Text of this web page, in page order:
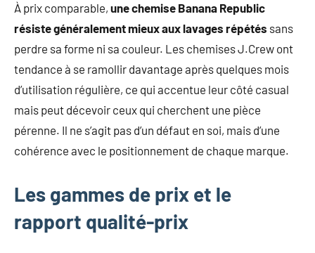
À prix comparable, une chemise Banana Republic
résiste généralement mieux aux lavages répétés sans
perdre sa forme ni sa couleur. Les chemises J.Crew ont
tendance à se ramollir davantage après quelques mois
d’utilisation régulière, ce qui accentue leur côté casual
mais peut décevoir ceux qui cherchent une pièce
pérenne. Il ne s’agit pas d’un défaut en soi, mais d’une
cohérence avec le positionnement de chaque marque.
Les gammes de prix et le
rapport qualité-prix